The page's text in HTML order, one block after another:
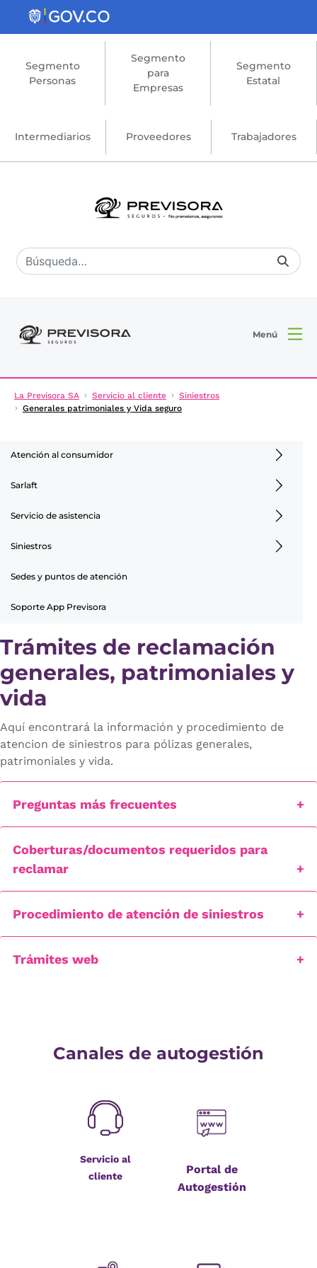
Saltar al contenido principal
Segmento
Personas
Segmento
para
Empresas
Segmento
Estatal
Intermediarios Proveedores Trabajadores
Menú
La Previsora SA Servicio al cliente
Siniestros
Generales patrimoniales y Vida seguro
Atención al consumidor
Sarlaft
Servicio de asistencia
Siniestros
Sedes y puntos de atención
Soporte App Previsora
Trámites de reclamación
generales, patrimoniales y
vida
Aquí encontrará la información y procedimiento de
atencion de siniestros para pólizas generales,
patrimoniales y vida.
Preguntas más frecuentes
Coberturas/documentos requeridos para
reclamar
Procedimiento de atención de siniestros
Trámites web
Canales de autogestión
Servicio al
cliente
Portal de
Autogestión